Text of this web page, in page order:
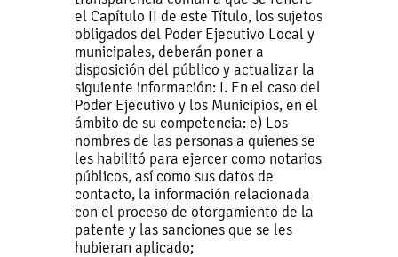
el Capítulo II de este Título, los sujetos
obligados del Poder Ejecutivo Local y
municipales, deberán poner a
disposición del público y actualizar la
siguiente información: I. En el caso del
Poder Ejecutivo y los Municipios, en el
ámbito de su competencia: e) Los
nombres de las personas a quienes se
les habilitó para ejercer como notarios
públicos, así como sus datos de
contacto, la información relacionada
con el proceso de otorgamiento de la
patente y las sanciones que se les
hubieran aplicado;